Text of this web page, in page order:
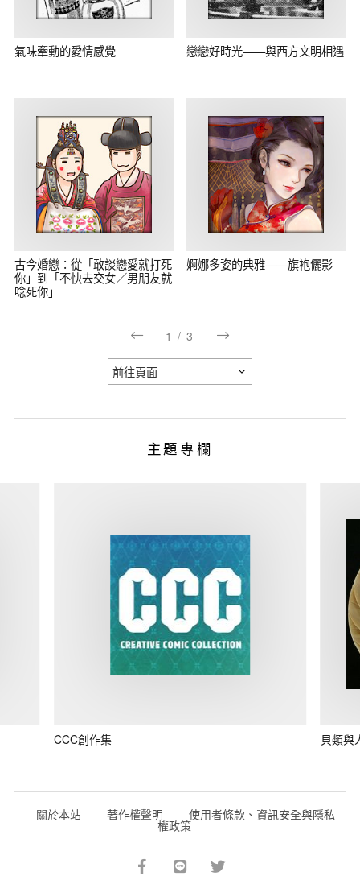
氣味牽動的愛情感覺 戀戀好時光——與西方文明相遇
古今婚戀：從「敢談戀愛就打死
你」到「不快去交女／男朋友就
唸死你」
婀娜多姿的典雅——旗袍儷影
1 /3
主題專欄
CCC創作集 貝類與
關於本站 著作權聲明 使用者條款、資訊安全與隱私
權政策